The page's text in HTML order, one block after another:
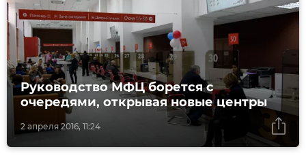
2 апреля 2016, 11:24
Руководство МФЦ борется с
очередями, открывая новые центры